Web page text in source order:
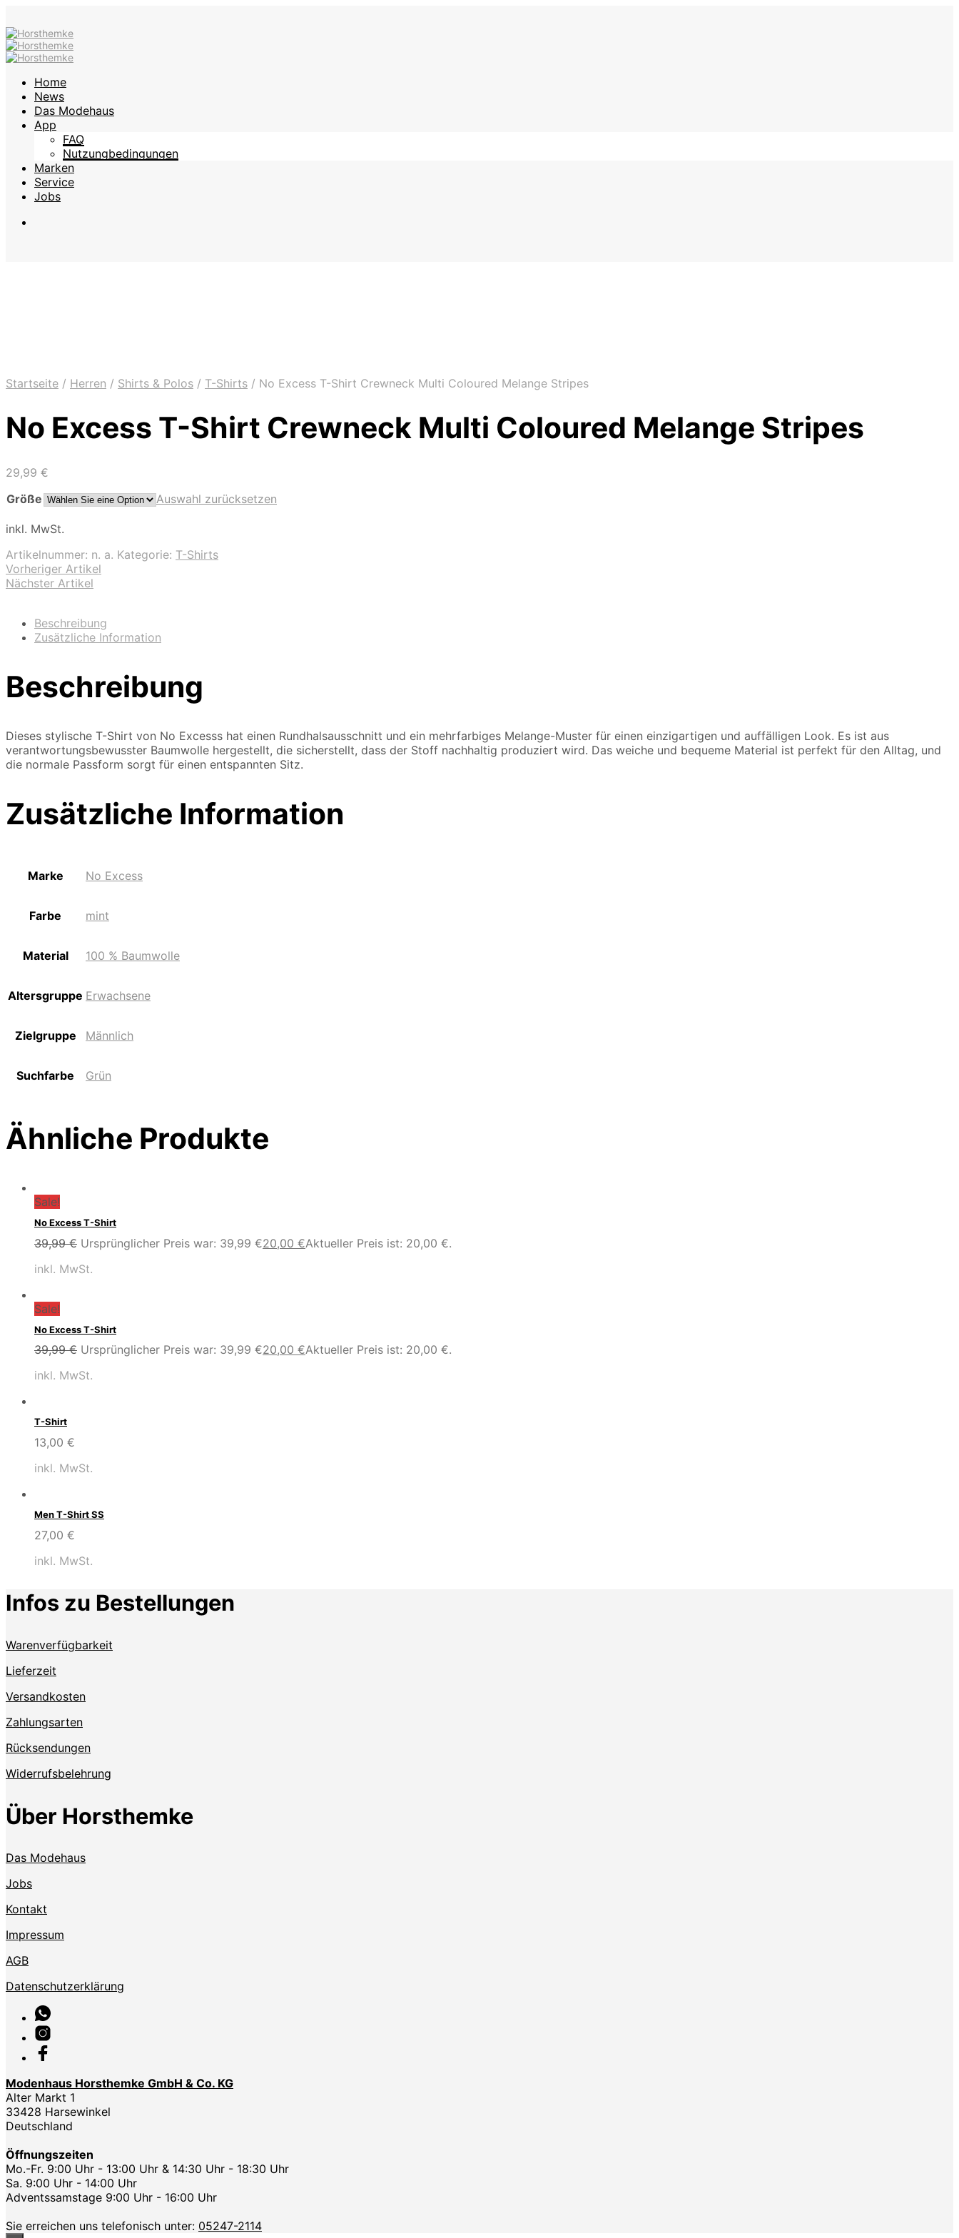
Home
News
Das Modehaus
App
FAQ
Nutzungbedingungen
Marken
Service
Jobs
Startseite / Herren / Shirts & Polos / T-Shirts / No Excess T-Shirt Crewneck Multi Coloured Melange Stripes
No Excess T-Shirt Crewneck Multi Coloured Melange Stripes
29,99 €
Größe
Auswahl zurücksetzen
inkl. MwSt.
Artikelnummer: n. a. Kategorie: T-Shirts
Vorheriger Artikel
Nächster Artikel
Beschreibung
Zusätzliche Information
Beschreibung
Dieses stylische T-Shirt von No Excesss hat einen Rundhalsausschnitt und ein mehrfarbiges Melange-Muster für einen einzigartigen und auffälligen Look. Es ist aus
verantwortungsbewusster Baumwolle hergestellt, die sicherstellt, dass der Stoff nachhaltig produziert wird. Das weiche und bequeme Material ist perfekt für den Alltag, und
die normale Passform sorgt für einen entspannten Sitz.
Zusätzliche Information
Marke No Excess
Farbe mint
Material 100 % Baumwolle
Altersgruppe Erwachsene
Zielgruppe Männlich
Suchfarbe Grün
Ähnliche Produkte
Sale!
No Excess T-Shirt
39,99€ Ursprünglicher Preis war: 39,99 €20,00 €Aktueller Preis ist: 20,00 €.
inkl. MwSt.
Sale!
No Excess T-Shirt
39,99€ Ursprünglicher Preis war: 39,99 €20,00 €Aktueller Preis ist: 20,00 €.
inkl. MwSt.
T-Shirt
13,00 €
inkl. MwSt.
Men T-Shirt SS
27,00 €
inkl. MwSt.
Infos zu Bestellungen
Warenverfügbarkeit
Lieferzeit
Versandkosten
Zahlungsarten
Rücksendungen
Widerrufsbelehrung
Über Horsthemke
Das Modehaus
Jobs
Kontakt
Impressum
AGB
Datenschutzerklärung
Modenhaus Horsthemke GmbH & Co. KG
Alter Markt 1
33428 Harsewinkel
Deutschland
Öffnungszeiten
Mo.-Fr. 9:00 Uhr - 13:00 Uhr & 14:30 Uhr - 18:30 Uhr
Sa. 9:00 Uhr - 14:00 Uhr
Adventssamstage 9:00 Uhr - 16:00 Uhr
Sie erreichen uns telefonisch unter: 05247-2114